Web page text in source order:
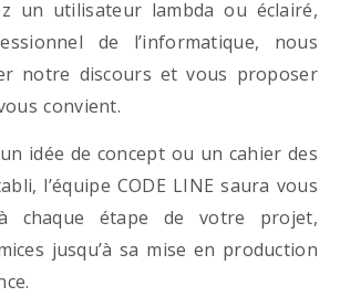
un utilisateur lambda ou éclairé,
de l’informatique, nous
notre discours et vous proposer
convient.
idée de concept ou un cahier des
l’équipe CODE LINE saura vous
à chaque étape de votre projet,
jusqu’à sa mise en production